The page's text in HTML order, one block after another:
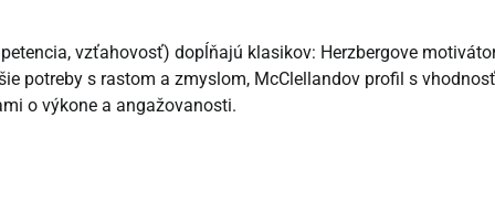
vzťahovosť) dopĺňajú klasikov: Herzbergove
potreby s rastom a zmyslom, McClellandov profil s
o výkone a angažovanosti.